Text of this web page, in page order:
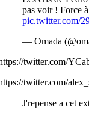
pas voir ! Force
pic.twitter.com/
— Omada
twitter.com/
twitter.com/
J'repense a cet